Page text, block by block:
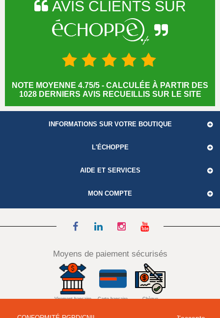
NOTE MOYENNE 4.75/5 - CALCULÉE À PARTIR DES
1028 DERNIERS AVIS RECUEILLIS SUR LE SITE
INFORMATIONS SUR VOTRE BOUTIQUE
L'ÉCHOPPE
AIDE ET SERVICES
MON COMPTE
Moyens de paiement sécurisés
Virement bancaire Carte bancaire Chèque